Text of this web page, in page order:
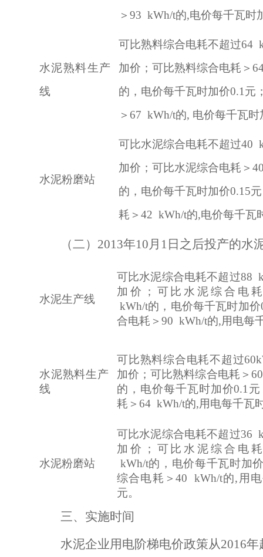
＞93 kWh/t的,电价每千瓦时
水泥熟料生产
线
可比熟料综合电耗不超过64
加价；可比熟料综合电耗＞
的，电价每千瓦时加价0.1元
＞67 kWh/t的, 电价每千瓦时
水泥粉磨站
可比水泥综合电耗不超过40
加价；可比水泥综合电耗＞
的，电价每千瓦时加价0.15
耗＞42 kWh/t的,电价每千瓦
（二）2013年10月1日之后投产的
水泥生产线
可比水泥综合电耗不超过88
加价；可比水泥综合电耗
kWh/t的，电价每千瓦时加
合电耗＞90 kWh/t的,用电每
水泥熟料生产
线
可比熟料综合电耗不超过
加价；可比熟料综合电耗＞
的，电价每千瓦时加价0.1
耗＞64 kWh/t的,用电每千瓦
水泥粉磨站
可比水泥综合电耗不超过36
加价；可比水泥综合电耗
kWh/t的，电价每千瓦时加
综合电耗＞40 kWh/t的,用
元。
三、实施时间
水泥企业用电阶梯电价政策从2016